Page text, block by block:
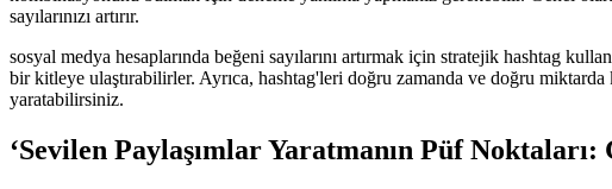
sayılarınızı artırır.
sosyal medya hesaplarında beğeni sayılarını artırmak için stratejik hashtag
bir kitleye ulaştırabilirler. Ayrıca, hashtag'leri doğru zamanda ve doğru
yaratabilirsiniz.
‘Sevilen Paylaşımlar Yaratmanın Püf